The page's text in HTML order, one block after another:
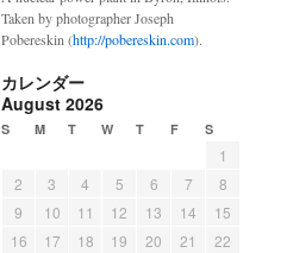
Taken by photographer Joseph
Pobereskin (http://pobereskin.com).
カレンダー
August 2026
S M T W T F S
1
2
3 4 5 6 7
8
9
10 11 12 13 14
15
16
17 18 19 20 21
22